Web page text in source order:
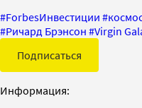
#ForbesИнвестиции #
#Ричард Брэнсон #Virgin
Подписаться
Информация: